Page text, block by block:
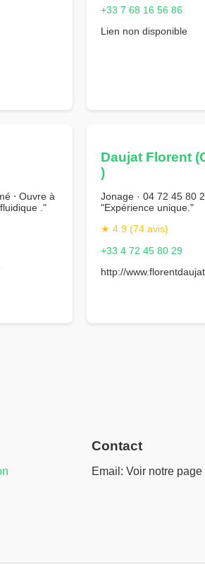
+33 7 68 16 56 86
Lien non disponible
⋅ Ouvre à
."
Daujat Florent
)
Jonage · 04 72 45 80
"Expérience unique."
★ 4.9 (74 avis)
+33 4 72 45 80 29
http://
Contact
Email: Voir notre